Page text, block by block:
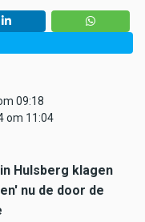
09:18
om 11:04
Hulsberg klagen
nu de door de